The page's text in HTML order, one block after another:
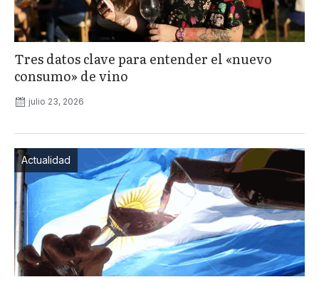
Tres datos clave para entender el «nuevo
consumo» de vino
julio 23, 2026
Actualidad